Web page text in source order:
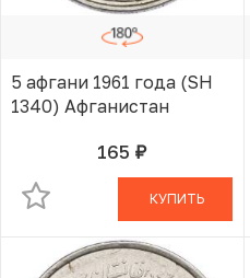
5 афгани 1961 года (SH
1340) Афганистан
165 руб.В КОРЗИНЕ
КУПИТЬ